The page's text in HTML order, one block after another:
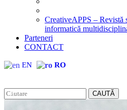
CreativeAPPS – Revistă
informatică
Parteneri
CONTACT
EN RO
CAUTĂ